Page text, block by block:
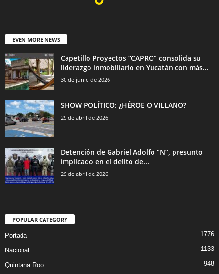
EVEN MORE NEWS
Capetillo Proyectos “CAPRO” consolida su
liderazgo inmobiliario en Yucatán con más...
30 de junio de 2026
SHOW POLÍTICO: ¿HÉROE O VILLANO?
29 de abril de 2026
Detención de Gabriel Adolfo “N”, presunto
implicado en el delito de...
29 de abril de 2026
POPULAR CATEGORY
Portada 1776
Nacional 1133
Quintana Roo 948